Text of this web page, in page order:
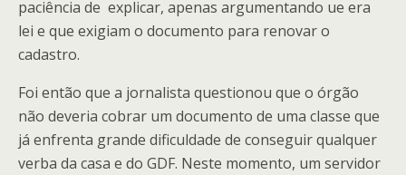
paciência de explicar, apenas argumentando ue era
lei e que exigiam o documento para renovar o
cadastro.
Foi então que a jornalista questionou que o órgão
não deveria cobrar um documento de uma classe que
já enfrenta grande dificuldade de conseguir qualquer
verba da casa e do GDF. Neste momento, um servidor